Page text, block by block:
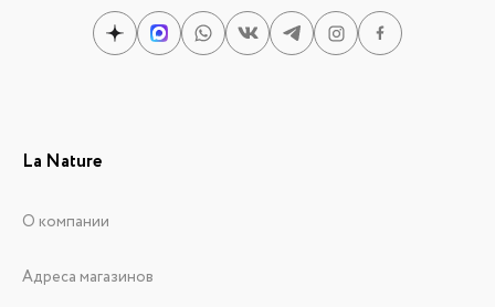
La Nature
О компании
Адреса магазинов